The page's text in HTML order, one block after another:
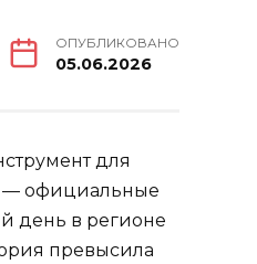
ОПУБЛИКОВАНО
05.06.2026
для
— официальные
день в регионе
превысила